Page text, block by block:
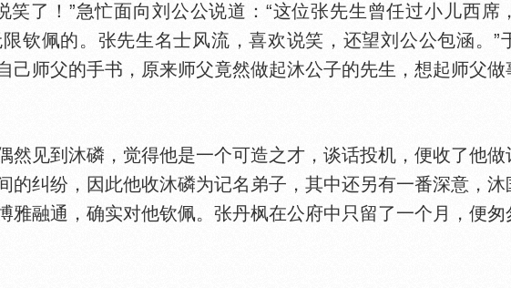
笑了！”急忙面向刘公公说道：“这位张先生曾任过小儿西席
钦佩的。张先生名士风流，喜欢说笑，还望刘公公包涵。”
己师父的手书，原来师父竟然做起沐公子的先生，想起师父
见到沐磷，觉得他是一个可造之才，谈话投机，便收了他做
的纠纷，因此他收沐磷为记名弟子，其中还另有一番深意，沐
雅融通，确实对他钦佩。张丹枫在公府中只留了一个月，便